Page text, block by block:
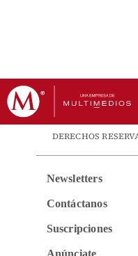
DERECHOS
Newsletters
Contáctanos
Suscripciones
Anúnciate